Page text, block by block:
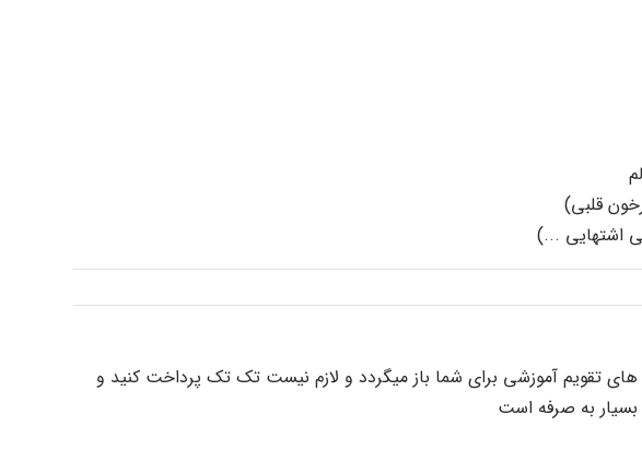
قلبی)
اشتهایی ...)
های تقویم آموزشی برای شما باز میگردد و لازم نیست تک تک پرداخت کنید و
به صرفه است